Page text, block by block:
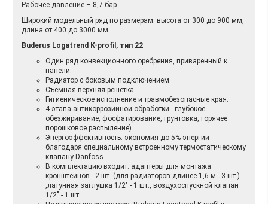
Рабочее давление – 8,7 бар.
Широкий модельный ряд по размерам: высота от 300 до 900 мм,
длина от 400 до 3000 мм.
Buderus Logatrend K-profil, тип 22
Один ряд конвекционного оребрения, приваренный к
панели.
Радиатор с боковым подключением.
Съёмная верхняя решётка.
Гигиеническое исполнение и травмобезопасные края.
4 этапа антикоррозийной обработки - глубокое
обезжиривание, фосфатирование, грунтовка, горячее
порошковое распыление).
Энергоэффективность: экономия до 5% энергии
благодаря специальному встроенному термостатическому
клапану Danfoss.
В комплектацию входит: адаптеры для монтажа
кронштейнов - 2 шт. (для радиаторов длинее 1,6 м - 3 шт.)
,латунная заглушка 1/2" - 1 шт., воздухоспускной клапан
1/2" - 1 шт.